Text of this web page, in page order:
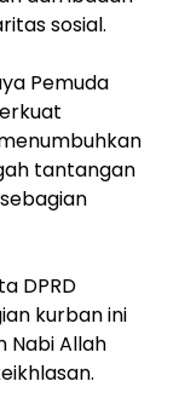
sosial.
Pemuda
tantangan
DPRD
kurban ini
Nabi Allah